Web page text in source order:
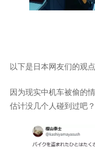
以下是日本网友们的观点
因为现实中机车被偷的
估计没几个人碰到过吧？